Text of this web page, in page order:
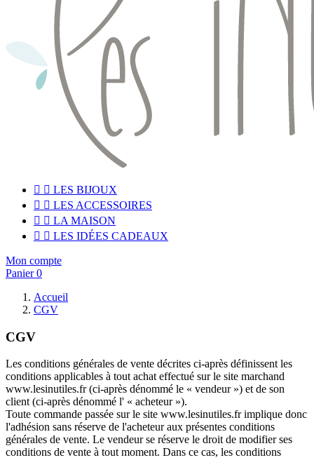
  LES BIJOUX
  LES ACCESSOIRES
  LA MAISON
  LES IDÉES CADEAUX
Mon compte
Panier 0
Accueil
CGV
CGV
Les conditions générales de vente décrites ci-après définissent les
conditions applicables à tout achat effectué sur le site marchand
www.lesinutiles.fr (ci-après dénommé le « vendeur ») et de son
client (ci-après dénommé l' « acheteur »).
Toute commande passée sur le site www.lesinutiles.fr implique donc
l'adhésion sans réserve de l'acheteur aux présentes conditions
générales de vente. Le vendeur se réserve le droit de modifier ses
conditions de vente à tout moment. Dans ce cas, les conditions